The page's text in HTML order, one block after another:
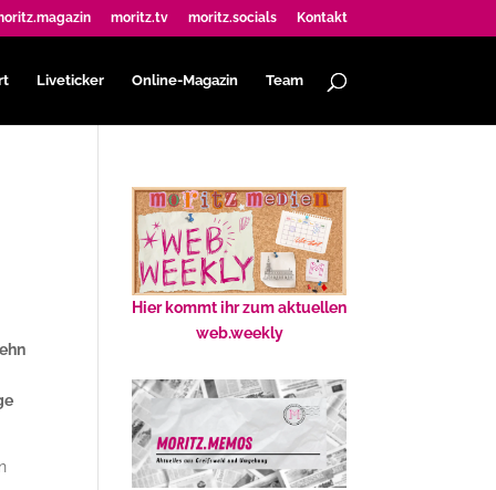
moritz.tv moritz.socials Kontakt
Liveticker Online-Magazin Team
Hier kommt ihr zum aktuellen
web.weekly